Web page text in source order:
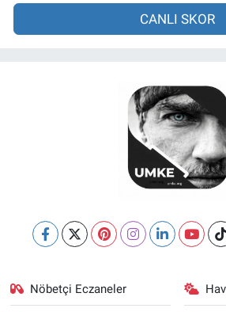
CANLI SKOR
Nöbetçi Eczaneler